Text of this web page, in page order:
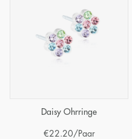
Daisy Ohrringe
€22.20/Paar